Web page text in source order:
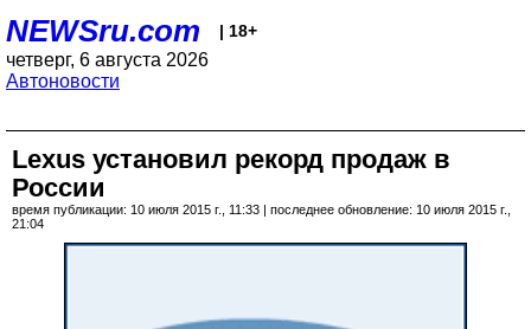
NEWSru.com | 18+
четверг, 6 августа 2026
Автоновости
Lexus установил рекорд продаж в
России
время публикации: 10 июля 2015 г., 11:33 | последнее обновление: 10 июля 2015 г.,
21:04